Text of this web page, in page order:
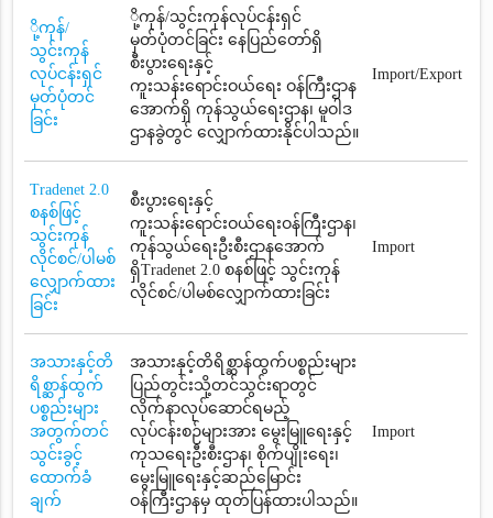
ို့ကုန်/
သွင်းကုန်
လုပ်ငန်းရှင်
မှတ်ပုံတင်
ခြင်း
ို့ကုန်/သွင်းကုန်လုပ်ငန်းရှင်
မှတ်ပုံတင်ခြင်း နေပြည်တော်ရှိ
စီးပွားရေးနှင့်
ကူးသန်းရောင်းဝယ်ရေး ဝန်ကြီးဌာန
အောက်ရှိ ကုန်သွယ်ရေးဌာန၊ မူဝါဒ
ဌာနခွဲတွင် လျှောက်ထားနိုင်ပါသည်။
Import/Export
Tradenet 2.0
စနစ်ဖြင့်
သွင်းကုန်
လိုင်စင်/ပါမစ်
လျှောက်ထား
ခြင်း
စီးပွားရေးနှင့်
ကူးသန်းရောင်းဝယ်ရေးဝန်ကြီးဌာန၊
ကုန်သွယ်ရေးဦးစီးဌာနအောက်
ရှိTradenet 2.0 စနစ်ဖြင့် သွင်းကုန်
လိုင်စင်/ပါမစ်လျှောက်ထားခြင်း
Import
အသားနှင့်တိ
ရိစ္ဆာန်ထွက်
ပစ္စည်းများ
အတွက်တင်
သွင်းခွင့်
ထောက်ခံ
ချက်
အသားနှင့်တိရိစ္ဆာန်ထွက်ပစ္စည်းများ
ပြည်တွင်းသို့တင်သွင်းရာတွင်
လိုက်နာလုပ်ဆောင်ရမည့်
လုပ်ငန်းစဉ်များအား မွေးမြူရေးနှင့်
ကုသရေးဦးစီးဌာန၊ စိုက်ပျိုးရေး၊
မွေးမြူရေးနှင့်ဆည်မြောင်း
ဝန်ကြီးဌာနမှ ထုတ်ပြန်ထားပါသည်။
Import